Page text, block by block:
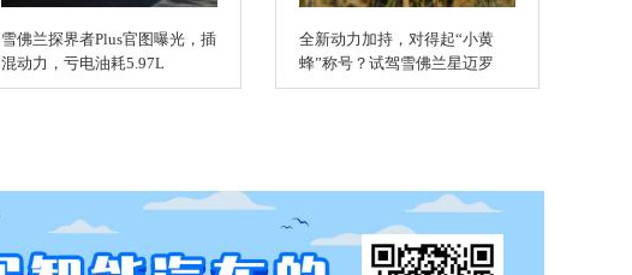
雪佛兰探界者Plus官图曝光，插
混动力，亏电油耗5.97L
全新动力加持，对得起“小黄
蜂”称号？试驾雪佛兰星迈罗